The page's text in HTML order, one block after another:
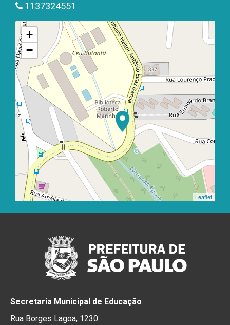
1137324551
+
−
Leaflet
Secretaria Municipal de Educação
Rua Borges Lagoa, 1230